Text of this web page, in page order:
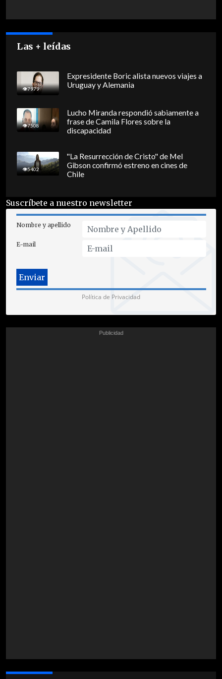
Las + leídas
7979
Expresidente Boric alista nuevos viajes a
Uruguay y Alemania
7508
Lucho Miranda respondió sabiamente a
frase de Camila Flores sobre la
discapacidad
5402
"La Resurrección de Cristo" de Mel
Gibson confirmó estreno en cines de
Chile
Suscríbete a nuestro newsletter
Nombre y apellido
E-mail
Política de Privacidad